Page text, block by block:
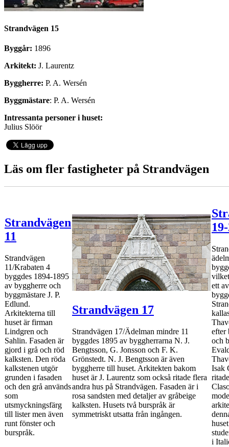
Strandvägen 15
Byggår: 1896
Arkitekt: J. Laurentz
Byggherre: P. A. Wersén
Byggmästare: P. A. Wersén
Intressanta personer i huset:
Julius Slöör
Läs om fler fastigheter på Strandvägen
Strandvägen
11
Strandvägen
11/Krabaten 4
byggdes 1894-1895
av byggherre och
byggmästare J. P.
Edlund.
Arkitekterna till
huset är firman
Lindgren och
Sahlin. Fasaden är
gjord i grå och röd
kalksten. Den röda
kalkstenen utgör
grunden i fasaden
och den grå används
som
utsmyckningsfärg
till lister men även
runt fönster och
burspråk.
Strandvägen 17
Strandvägen 17/Ädelman mindre 11
byggdes 1895 av byggherrarna N. J.
Bengtsson, G. Jonsson och F. K.
Grönstedt. N. J. Bengtsson är även
byggherre till huset. Arkitekten bakom
huset är J. Laurentz som också ritade flera
andra hus på Strandvägen. Fasaden är i
rosa sandsten med detaljer av gråbeige
kalksten. Husets två burspråk är
symmetriskt utsatta från ingången.
ett
efter
och
Isak
i